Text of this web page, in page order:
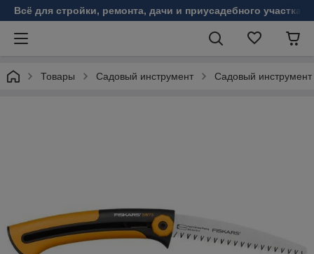
Всё для стройки, ремонта, дачи и приусадебного участка!
Товары Садовый инструмент Садовый инструмент